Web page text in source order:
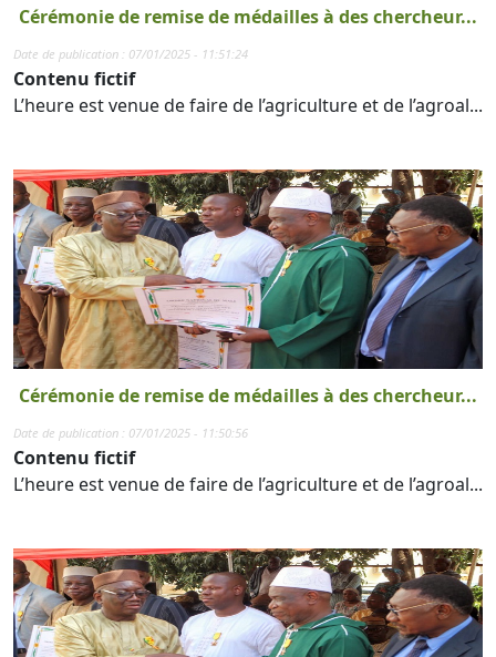
Cérémonie de remise de médailles à des chercheur...
Date de publication : 07/01/2025 - 11:51:24
Contenu fictif
L’heure est venue de faire de l’agriculture et de l’agroal...
Cérémonie de remise de médailles à des chercheur...
Date de publication : 07/01/2025 - 11:50:56
Contenu fictif
L’heure est venue de faire de l’agriculture et de l’agroal...